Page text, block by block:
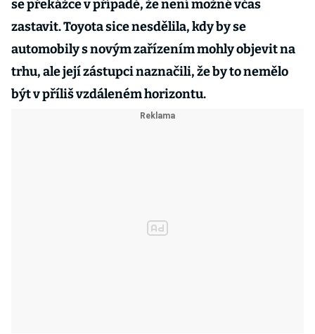
se překážce v případě, že není možné včas
zastavit. Toyota sice nesdělila, kdy by se
automobily s novým zařízením mohly objevit na
trhu, ale její zástupci naznačili, že by to nemělo
být v příliš vzdáleném horizontu.